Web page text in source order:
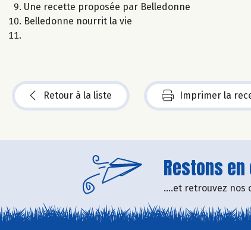
Une recette proposée par Belledonne
Belledonne nourrit la vie
Retour à la liste Imprimer la
Restons
....et retrouvez nos